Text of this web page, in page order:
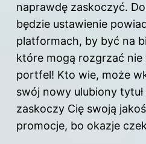
naprawdę zaskoczyć.
będzie ustawienie
platformach, by być na
które mogą rozgrzać nie
portfel! Kto wie, może
swój nowy ulubiony
zaskoczy Cię swoją
promocje, bo okazje